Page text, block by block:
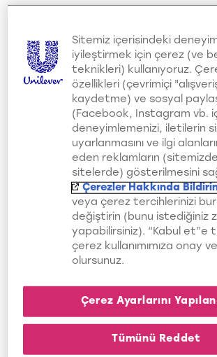
2. Saçlarınızı
Şekillendirmeden
Düğümleri Çözün
Özellikle aceleniz olduğu
de duş aldıktan sonra
düğümleri açmadan saçlarınızı
kurutmaya ve şekillendirmeye
olabilirsiniz. Bu durum
daha yüksek seviyelerde
daha uzun süre uygulamanıza
fırçası ile saçlarınızı
düğümlerini çözmeli, ardından
Sitemiz içerisindeki
iyileştirmek için çerez (ve
teknikleri) kullanıyoruz.
özellikleri (çevrimiçi
kaydetme) ve sosyal
(Facebook, Instagram vb.
deneyimlemenizi, iletilerin
uyarlanmasını ve ilgi
eden reklamların
sitelerde) gösterilmesini
Çerezler Hakkında
veya çerez tercihlerinizi
değiştirin (bunu istediğiniz
yapabilirsiniz). “Kabul et”e
çerez kullanımımıza onay
olursunuz.
Çerez Ayarlarını
Tümünü Reddet